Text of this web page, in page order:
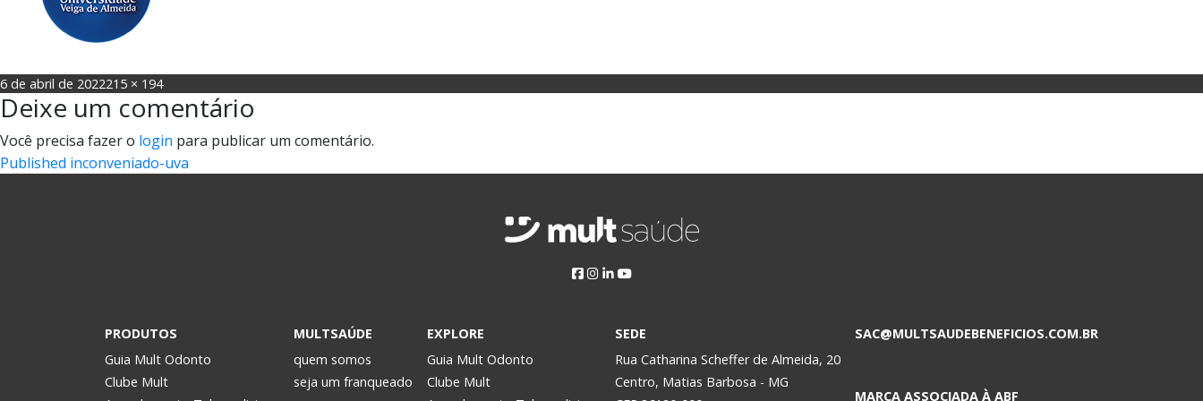
Posted
on
6 de abril de 2022Full
size
215 × 194
Deixe um comentário
Você precisa fazer o login para publicar um comentário.
Navegação
Published inconveniado-uva
PRODUTOS
Guia Mult Odonto
Clube Mult
MULTSAÚDE
quem somos
seja um franqueado
EXPLORE
Guia Mult Odonto
Clube Mult
SEDE
Rua Catharina Scheffer de Almeida, 20
Centro, Matias Barbosa - MG
SAC@MULTSAUDEBENEFICIOS.COM.BR
MARCA ASSOCIADA À ABF